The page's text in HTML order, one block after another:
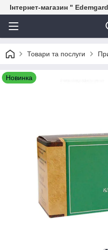
Інтернет-магазин "
Товари та послуги
Новинка